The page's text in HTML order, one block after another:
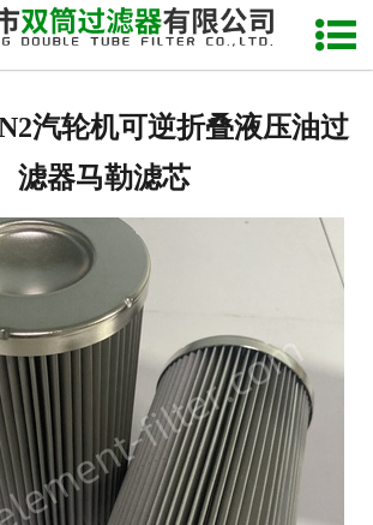
网站首页
新闻中心
在线留言
联系我们
网站地图
汽轮机可逆折叠液压油过
滤器马勒滤芯